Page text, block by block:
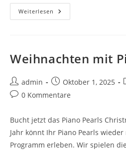
Weiterlesen
Weihnachten mit
admin Oktober 1, 2025
0 Kommentare
Bucht jetzt das Piano Pearls
Jahr könnt Ihr Piano Pearls
Programm erleben. Wir spielen